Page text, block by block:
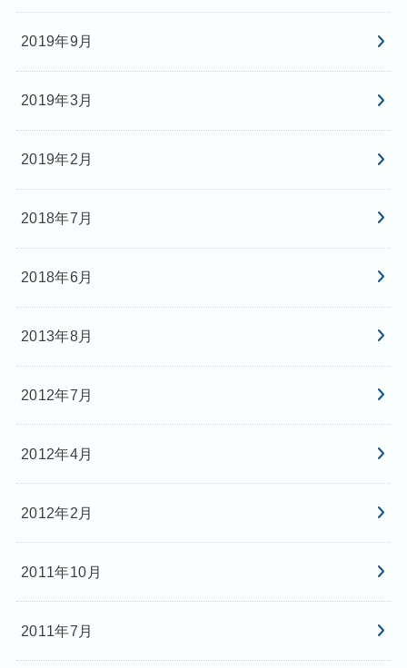
2019年9月
2019年3月
2019年2月
2018年7月
2018年6月
2013年8月
2012年7月
2012年4月
2012年2月
2011年10月
2011年7月